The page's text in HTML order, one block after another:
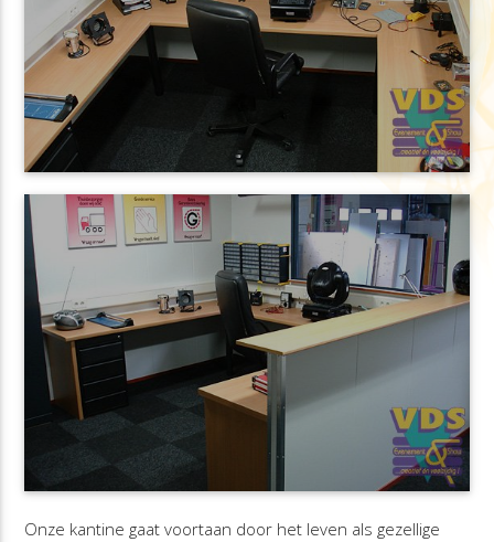
Onze kantine gaat voortaan door het leven als gezellige